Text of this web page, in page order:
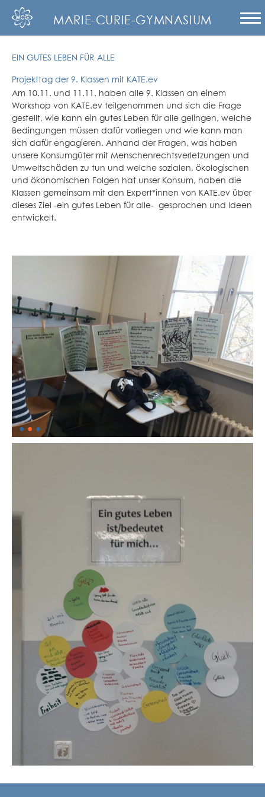
MARIE-CURIE-GYMNASIUM
EIN GUTES LEBEN FÜR ALLE
Projekttag der 9. Klassen mit KATE.ev
Am 10.11. und 11.11. haben alle 9. Klassen an einem
Workshop von KATE.ev teilgenommen und sich die Frage
gestellt, wie kann ein gutes Leben für alle gelingen, welche
Bedingungen müssen dafür vorliegen und wie kann man
sich dafür engagieren. Anhand der Fragen, was haben
unsere Konsumgüter mit Menschenrechtsverletzungen und
Umweltschäden zu tun und welche sozialen, ökologischen
und ökonomischen Folgen hat unser Konsum, haben die
Klassen gemeinsam mit den Expert*innen von KATE.ev über
dieses Ziel -ein gutes Leben für alle- gesprochen und Ideen
entwickelt.
• • •